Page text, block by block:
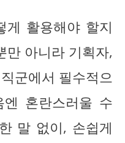
게 활용해야 할지
만 아니라 기획자,
군에서 필수적으
혼란스러울 수
말 없이, 손쉽게